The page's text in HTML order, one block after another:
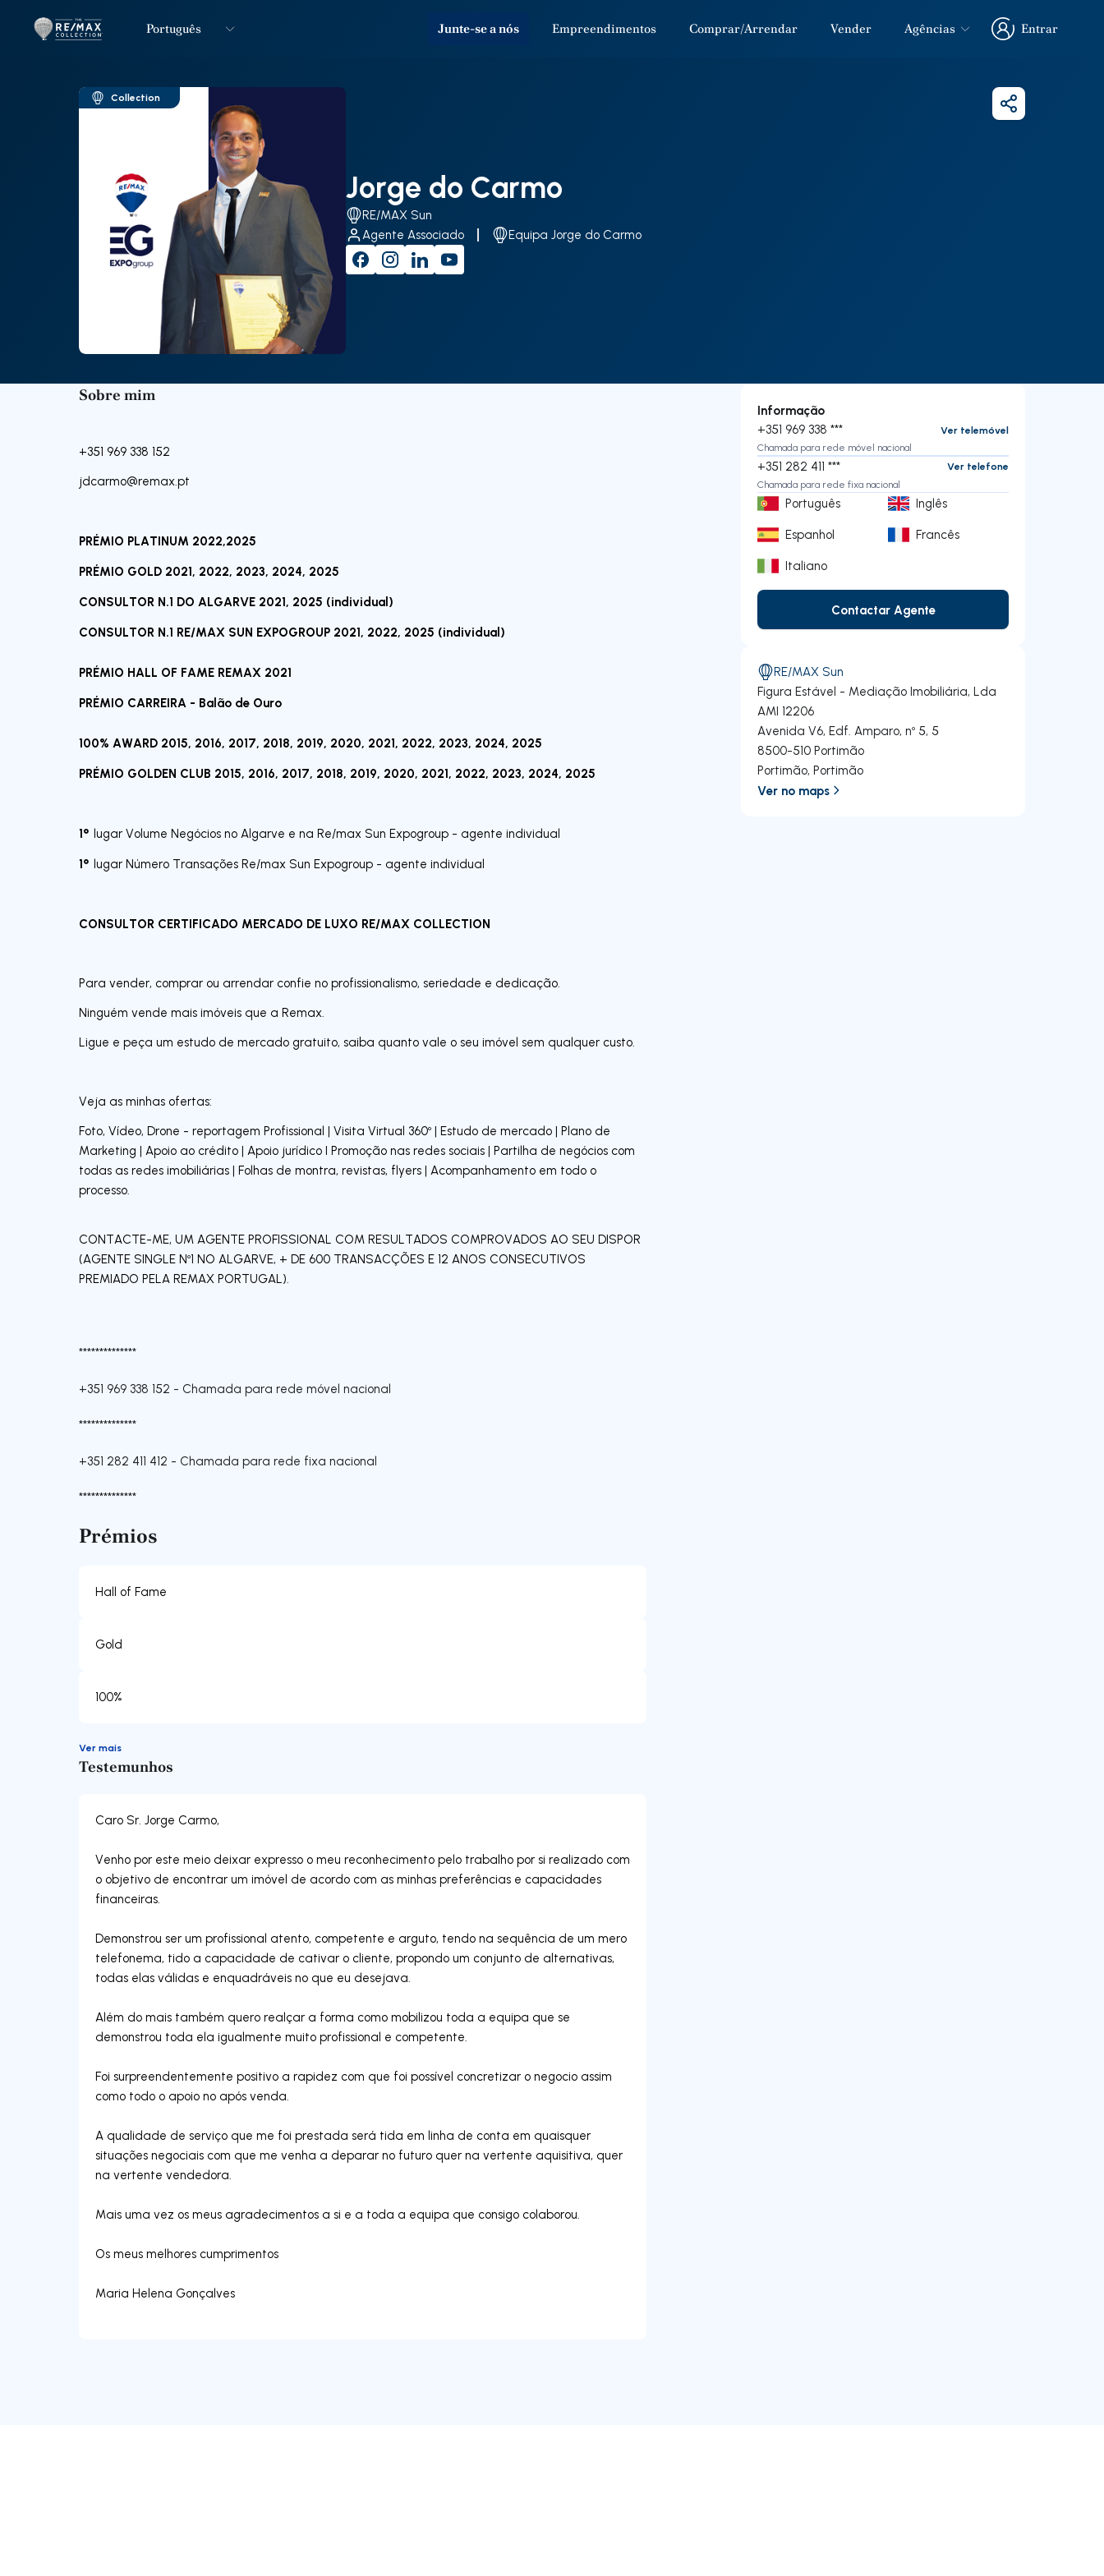
LogoIr para página inicial
Português Junte-se a nós Empreendimentos Comprar/Arrendar Vender Agências
Entrar
Entrar
Collection
Jorge do Carmo
RE/MAX Sun
Agente Associado
Equipa Jorge do Carmo
Partilhar
Sobre mim
+351 969 338 152
jdcarmo@remax.pt
PRÉMIO PLATINUM 2022,2025
PRÉMIO GOLD 2021, 2022, 2023, 2024, 2025
CONSULTOR N.1 DO ALGARVE 2021, 2025 (individual)
CONSULTOR N.1 RE/MAX SUN EXPOGROUP 2021, 2022, 2025 (individual)
PRÉMIO HALL OF FAME REMAX 2021
PRÉMIO CARREIRA - Balão de Ouro
100% AWARD 2015, 2016, 2017, 2018, 2019, 2020, 2021, 2022, 2023, 2024, 2025
PRÉMIO GOLDEN CLUB 2015, 2016, 2017, 2018, 2019, 2020, 2021, 2022, 2023, 2024, 2025
1º lugar Volume Negócios no Algarve e na Re/max Sun Expogroup - agente individual
1º lugar Número Transações Re/max Sun Expogroup - agente individual
CONSULTOR CERTIFICADO MERCADO DE LUXO RE/MAX COLLECTION
Para vender, comprar ou arrendar confie no profissionalismo, seriedade e dedicação.
Ninguém vende mais imóveis que a Remax.
Ligue e peça um estudo de mercado gratuito, saiba quanto vale o seu imóvel sem qualquer custo.
Veja as minhas ofertas:
Foto, Vídeo, Drone - reportagem Profissional | Visita Virtual 360º | Estudo de mercado | Plano de
Marketing | Apoio ao crédito | Apoio jurídico I Promoção nas redes sociais | Partilha de negócios com
todas as redes imobiliárias | Folhas de montra, revistas, flyers | Acompanhamento em todo o
processo.
CONTACTE-ME, UM AGENTE PROFISSIONAL COM RESULTADOS COMPROVADOS AO SEU DISPOR
(AGENTE SINGLE Nº1 NO ALGARVE, + DE 600 TRANSACÇÕES E 12 ANOS CONSECUTIVOS
PREMIADO PELA REMAX PORTUGAL).
**************
+351 969 338 152 - Chamada para rede móvel nacional
**************
+351 282 411 412 - Chamada para rede fixa nacional
**************
Prémios
Gold
Ver mais
Testemunhos
Caro Sr. Jorge Carmo,
Venho por este meio deixar expresso o meu reconhecimento pelo trabalho por si realizado com
o objetivo de encontrar um imóvel de acordo com as minhas preferências e capacidades
financeiras.
Demonstrou ser um profissional atento, competente e arguto, tendo na sequência de um mero
telefonema, tido a capacidade de cativar o cliente, propondo um conjunto de alternativas,
todas elas válidas e enquadráveis no que eu desejava.
Além do mais também quero realçar a forma como mobilizou toda a equipa que se
demonstrou toda ela igualmente muito profissional e competente.
Foi surpreendentemente positivo a rapidez com que foi possível concretizar o negocio assim
como todo o apoio no após venda.
A qualidade de serviço que me foi prestada será tida em linha de conta em quaisquer
situações negociais com que me venha a deparar no futuro quer na vertente aquisitiva, quer
na vertente vendedora.
Mais uma vez os meus agradecimentos a si e a toda a equipa que consigo colaborou.
Os meus melhores cumprimentos
Maria Helena Gonçalves
Informação
+351 969 338 ***
Ver telemóvel
Chamada para rede móvel nacional
+351 282 411 ***
Ver telefone
Chamada para rede fixa nacional
Português
Inglês
Espanhol
Francês
Italiano
Contactar Agente
Contactar Agente
RE/MAX Sun
Figura Estável - Mediação Imobiliária, Lda
AMI 12206
Avenida V6, Edf. Amparo, nº 5, 5
8500-510 Portimão
Portimão,Portimão
Ver no maps